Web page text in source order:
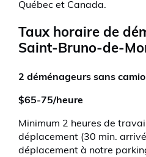
Québec et Canada.
Taux horaire de
Saint-Bruno-de-
2 déménageurs sans
$65-75/heure
Minimum 2 heures de
déplacement (30 min.
déplacement à notre